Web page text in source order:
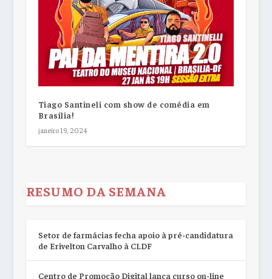
Tiago Santineli com show de comédia em
Brasília!
janeiro 19, 2024
RESUMO DA SEMANA
Setor de farmácias fecha apoio à pré-candidatura
de Erivelton Carvalho à CLDF
Centro de Promoção Digital lança curso on-line